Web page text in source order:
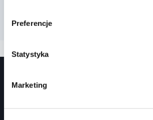
Preferencje
Statystyka
Marketing